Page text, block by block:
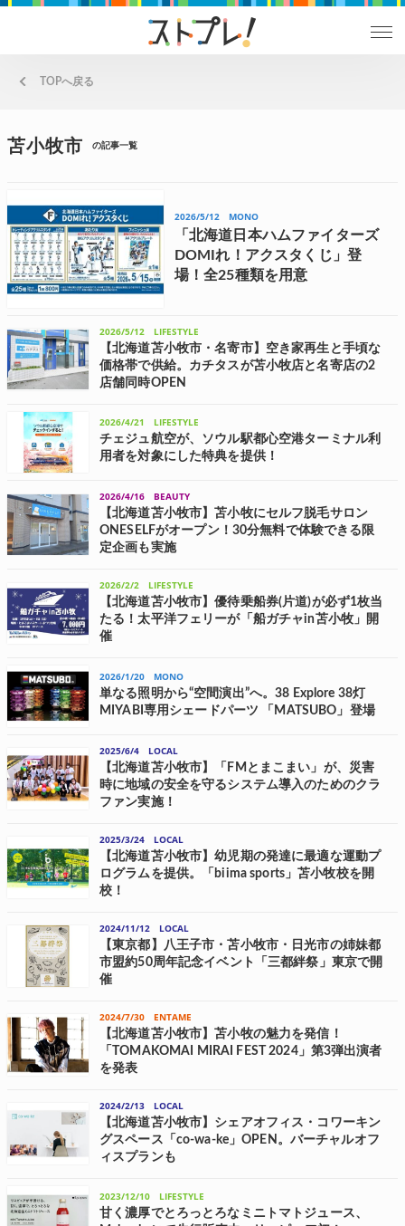
TOPへ戻る
苫小牧市 の記事一覧
2026/5/12 MONO
「北海道日本ハムファイターズ
DOMIれ！アクスタくじ」登
場！全25種類を用意
どにて店頭販売される。 新庄監督のもと、パ・リー
グ制覇、そして日本一を目...
2026/5/12
LIFESTYLE
【北海道苫小牧市・名寄市】空き家再生と手頃な
価格帯で供給。カチタスが苫小牧店と名寄店の2
店舗同時OPEN
の開設により、カチタスの営業拠点は全国140店舗展開となる。 苫小
牧店・名寄店オー...
2026/4/21
LIFESTYLE
チェジュ航空が、ソウル駅都心空港ターミナル利
用者を対象にした特典を提供！
を提供している。 2つの特典のほか、クーポンも用意 今回、チェジュ
航空は、ソウル駅都心空港...
2026/4/16
BEAUTY
【北海道苫小牧市】苫小牧にセルフ脱毛サロン
ONESELFがオープン！30分無料で体験できる限
定企画も実施
ロン誕生 ONESELFは2021年に静岡県沼津市に1号店をオープンして以
降...
2026/2/2
LIFESTYLE
【北海道苫小牧市】優待乗船券(片道)が必ず1枚当
たる！太平洋フェリーが「船ガチャin苫小牧」開
催
スケートまつり」に苫小牧港開発と共同出展し、「船ガチャin苫小牧」
を開催する。 熱烈...
2026/1/20
MONO
単なる照明から“空間演出”へ。38 Explore 38灯
MIYABI専用シェードパーツ 「MATSUBO」登場
「38explore 38灯 38-kT(MIYABI)」向けの新カスタムパーツ「MAT...
2025/6/4
LOCAL
【北海道苫小牧市】「FMとまこまい」が、災害
時に地域の安全を守るシステム導入のためのクラ
ファン実施！
の一環として、クラウドファンディングWebプラットフォーム
READYFORを活用し...
2025/3/24
LOCAL
【北海道苫小牧市】幼児期の発達に最適な運動プ
ログラムを提供。「biima sports」苫小牧校を開
校！
北海道のMEGAドン・キホーテ苫小牧3Fゼットフットサルスポルト北
海道苫小牧...
2024/11/12
LOCAL
【東京都】八王子市・苫小牧市・日光市の姉妹都
市盟約50周年記念イベント「三都絆祭」東京で開
催
力を存分に味わえるイベント「三都絆祭(さんときずなさい)」を、11月
17日(日)10時～16時...
2024/7/30
ENTAME
【北海道苫小牧市】苫小牧の魅力を発信！
「TOMAKOMAI MIRAI FEST 2024」第3弾出演者
を発表
メントフェス「TOMAKOMAI MIRAI FEST 2024(トマコマイ ...
2024/2/13
LOCAL
【北海道苫小牧市】シェアオフィス・コワーキン
グスペース「co-wa-ke」OPEN。バーチャルオフ
ィスプランも
覧ツアーを3月から開始。参加希望者は、希望の日時を先行内覧受付予
約フォームから選...
2023/12/10
LIFESTYLE
甘く濃厚でとろっとろなミニトマトジュース、